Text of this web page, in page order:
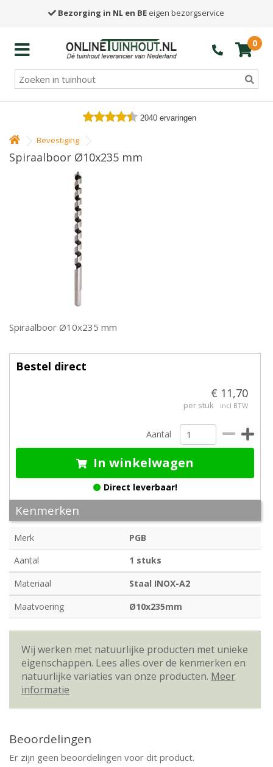
Bezorging in NL en BE eigen bezorgservice
0
2040 ervaringen
Bevestiging
Spiraalboor Ø10x235 mm
Spiraalboor Ø10x235 mm
Bestel direct
€ 11,70
per stuk incl BTW
Aantal
In winkelwagen
Direct leverbaar!
Kenmerken
Merk
PGB
Aantal
1 stuks
Materiaal
Staal INOX-A2
Maatvoering
Ø10x235mm
Wij werken met natuurlijke producten met unieke
eigenschappen. Lees alles over de kenmerken en
natuurlijke variaties van onze producten. Meer
informatie
Beoordelingen
Er zijn geen beoordelingen voor dit product.